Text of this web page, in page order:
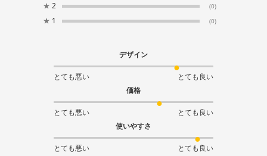
★ 2 (0)
★ 1 (0)
デザイン
とても悪い
とても良い
価格
とても悪い
とても良い
使いやすさ
とても悪い とても良い